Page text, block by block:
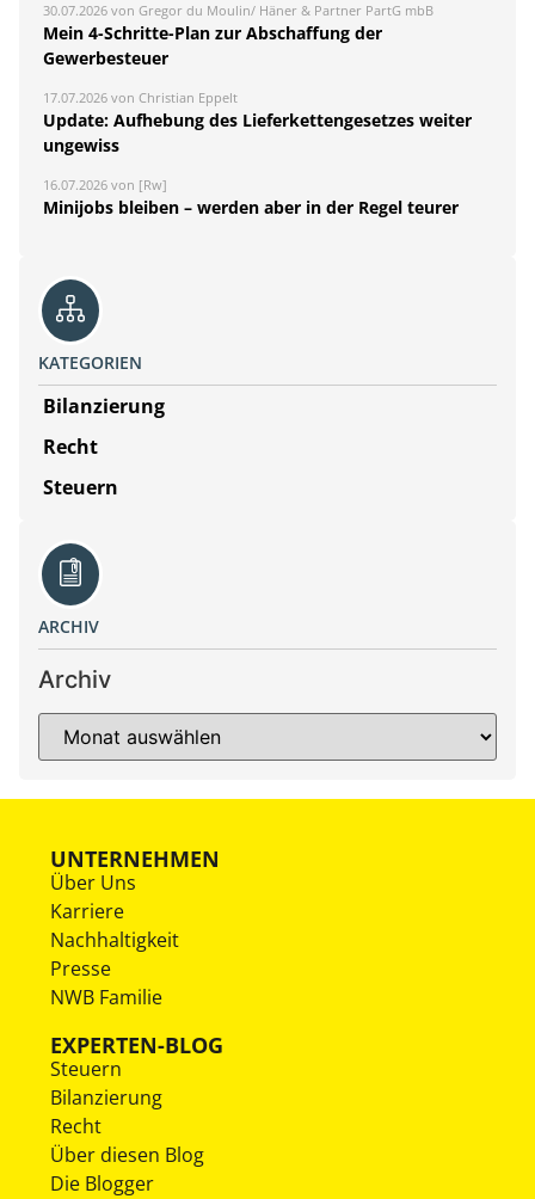
30.07.2026 von Gregor du Moulin/ Häner & Partner PartG mbB
Mein 4-Schritte-Plan zur Abschaffung der
Gewerbesteuer
17.07.2026 von Christian Eppelt
Update: Aufhebung des Lieferkettengesetzes weiter
ungewiss
16.07.2026 von [Rw]
Minijobs bleiben – werden aber in der Regel teurer
KATEGORIEN
Bilanzierung
Recht
Steuern
ARCHIV
Archiv
UNTERNEHMEN
Über Uns
Karriere
Nachhaltigkeit
Presse
NWB Familie
EXPERTEN-BLOG
Steuern
Bilanzierung
Recht
Über diesen Blog
Die Blogger